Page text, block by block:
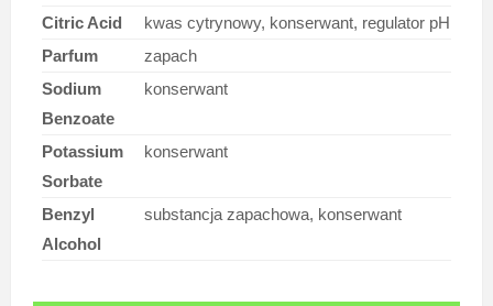
Citric Acid
kwas cytrynowy, konserwant, regulator pH
Parfum
zapach
Sodium
Benzoate
konserwant
Potassium
Sorbate
konserwant
Benzyl
Alcohol
substancja zapachowa, konserwant